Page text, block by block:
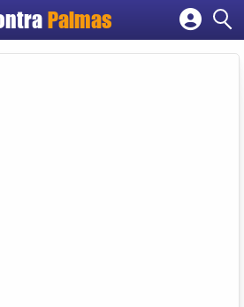
Palmas
Cadastrar empresa